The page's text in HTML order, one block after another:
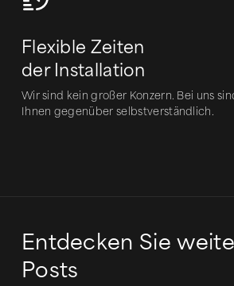
Flexible Zeiten
der Installation
Wir sind kein großer Konzern. Bei uns
Ihnen gegenüber selbstverständlich.
Entdecken Sie
Posts